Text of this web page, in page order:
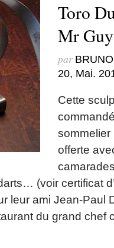
Toro
Mr
par
20, Mai.
Cette
sommelier
offerte
(voir certificat
leur ami Jean-Paul
du grand chef